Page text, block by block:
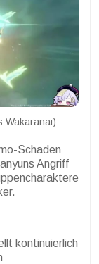
Wakaranai)
Schaden
Angriff
kontinuierlich